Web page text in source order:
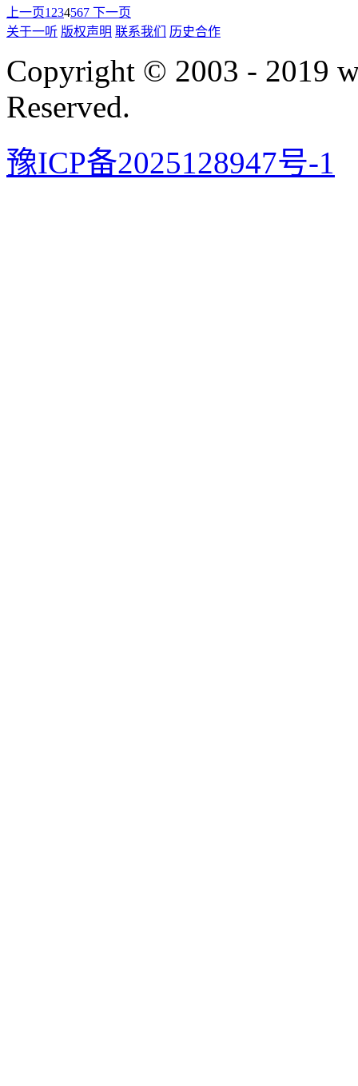
上一页1234567 下一页
关于一听 版权声明 联系我们 历史合作
Copyright © 2003 - 2019
Reserved.
豫ICP备2025128947号-1